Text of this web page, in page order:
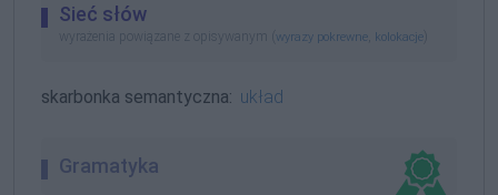
Sieć słów
wyrażenia powiązane z opisywanym ( wyrazy pokrewne kolokacje
skarbonka semantyczna: układ
Gramatyka